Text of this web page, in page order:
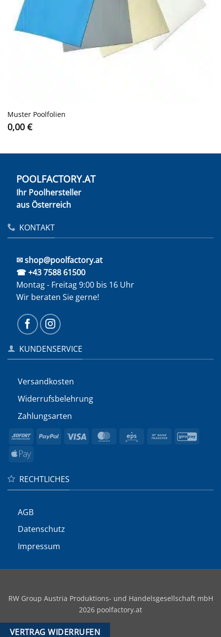
Muster Poolfolien
0,00 €
POOLFACTORY.AT
Ihr Poolhersteller
aus Österreich
KONTAKT
✉ shop@poolfactory.at
☎ +43 7588 61500
Montag - Freitag 9:00 bis 16 Uhr
Wir beraten Sie gerne!
KUNDENSERVICE
Versandkosten
Widerrufs­belehrung
Zahlungsarten
Sofort PayPal Visa MasterCard
Eps
Bank
Apple
RECHTLICHES
AGB
Datenschutz
Impressum
RW Group Austria Produktions- und Handelsgesellschaft mbH
2026 poolfactory.at
VERTRAG WIDERRUFEN